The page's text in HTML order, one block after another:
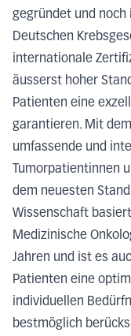
gegründet und noch
Deutschen
internationale
äusserst hoher
Patienten eine
garantieren. Mit
umfassende und
Tumorpatientinnen
dem neuesten
Wissenschaft
Medizinische
Jahren und ist es
Patienten eine
individuellen
bestmöglich